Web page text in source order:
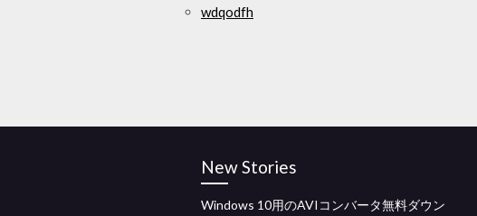
wdqodfh
New Stories
Windows 10用のAVIコンバータ無料ダウン